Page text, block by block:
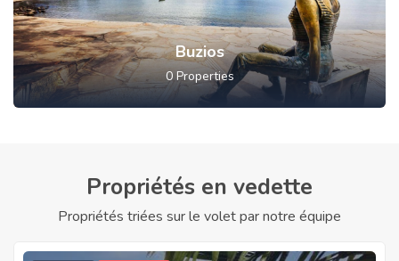
Buzios
0Properties
Propriétés en vedette
Propriétés triées sur le volet par notre équipe